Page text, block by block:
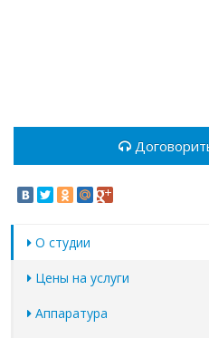
О студии
Цены на услуги
Аппаратура